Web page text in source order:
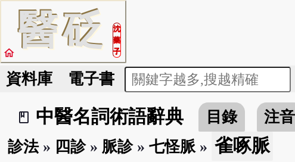
醫砭
沈
藥
子
home
資料庫 電子書
book_2
中醫名詞術語辭典 目錄 注音
診法» 四診» 脈診» 七怪脈» 雀啄脈